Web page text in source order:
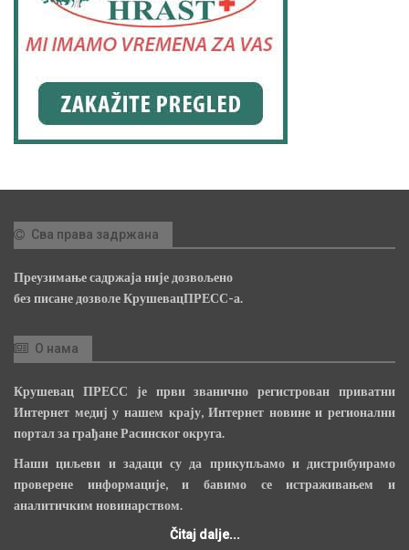
Сва права задржана
Преузимање садржаја није дозвољено
без писане дозволе КрушевацПРЕСС-а.
О нама
Крушевац ПРЕСС је први званично регистрован приватни
Интернет медиј у нашем крају, Интернет новине и регионални
портал за грађане Расинског округа.
Наши циљеви и задаци су да прикупљамо и дистрибуирамо
проверене информације, и бавимо се истраживањем и
аналитичким новинарством.
Čitaj dalje...